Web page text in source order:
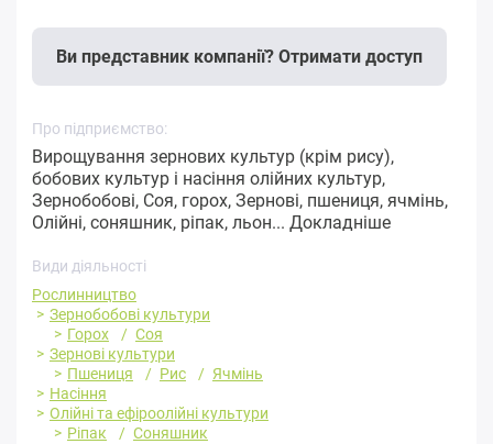
Ви представник компанії? Отримати доступ
Про підприємство:
Вирощування зернових культур (крім рису),
бобових культур і насіння олійних культур,
Зернобобові, Соя, горох, Зернові, пшениця, ячмінь,
Олійні, соняшник, ріпак, льон... Докладніше
Види діяльності
Рослинництво
Зернобобові культури
Горох
Соя
Зернові культури
Пшениця
Рис
Ячмінь
Насіння
Олійні та ефіроолійні культури
Ріпак
Соняшник